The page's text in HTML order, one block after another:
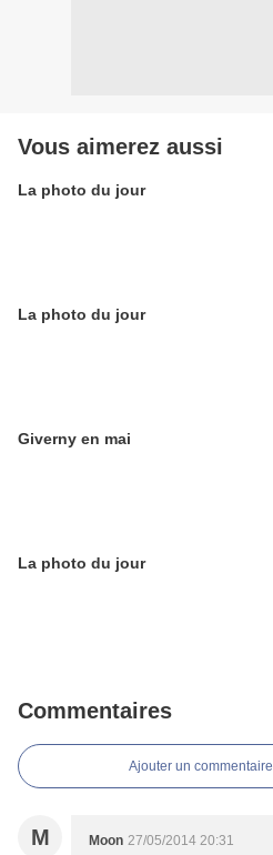
Vous aimerez aussi
La photo du jour
La photo du jour
Giverny en mai
La photo du jour
Commentaires
Ajouter un commentaire
M Moon 27/05/2014 20:31